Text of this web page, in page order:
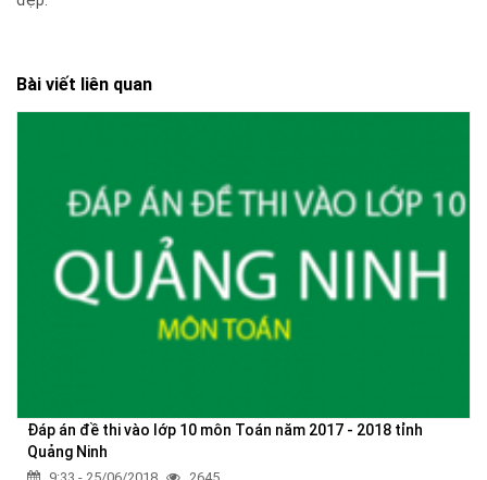
Bài viết liên quan
Đáp án đề thi vào lớp 10 môn Toán năm 2017 - 2018 tỉnh
Quảng Ninh